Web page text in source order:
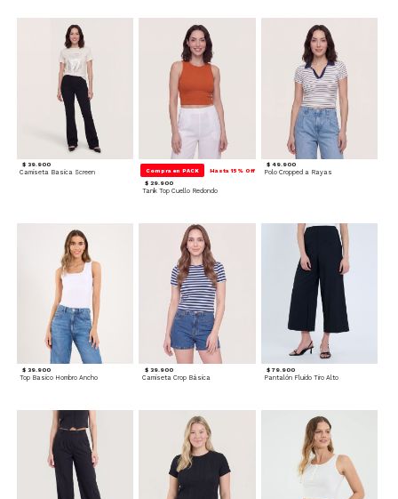
$ 39.900
Camiseta Basica Screen Compra en PACK Hasta 15% Off
$ 29.900
Tank Top Cuello Redondo
$ 49.900
Polo Cropped a Rayas
$ 39.900
Top Basico Hombro Ancho
$ 39.900
Camiseta Crop Básica
$ 79.900
Pantalón Fluido Tiro Alto